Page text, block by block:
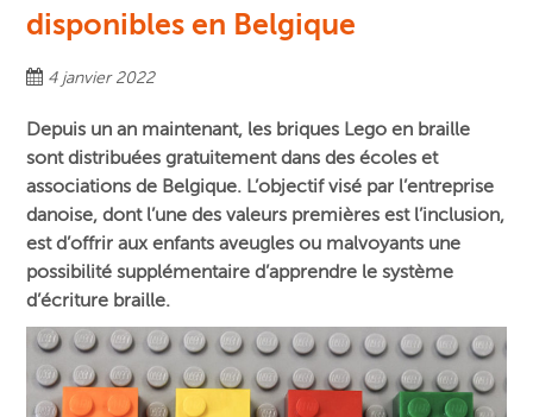
disponibles en Belgique
4 janvier 2022
Depuis un an maintenant, les briques Lego en braille
sont distribuées gratuitement dans des écoles et
associations de Belgique. L’objectif visé par l’entreprise
danoise, dont l’une des valeurs premières est l’inclusion,
est d’offrir aux enfants aveugles ou malvoyants une
possibilité supplémentaire d’apprendre le système
d’écriture braille.